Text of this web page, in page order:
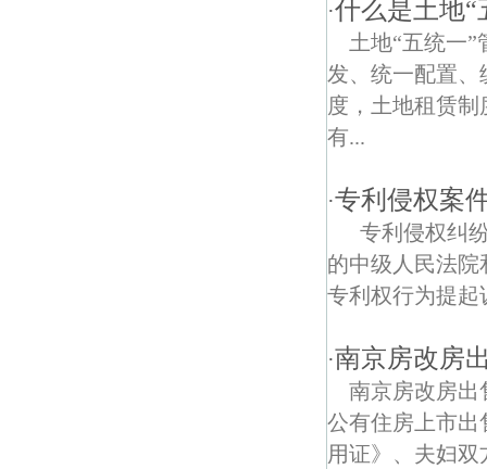
·什么是土地“
土地“五统一
发、统一配置
度，土地租赁
有...
·专利侵权案
专利侵权纠
的中级人民法
专利权行为提起
·南京房改房
南京房改房
公有住房上市出
用证》、夫妇